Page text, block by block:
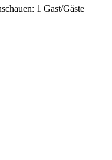
1 Gast/Gäste